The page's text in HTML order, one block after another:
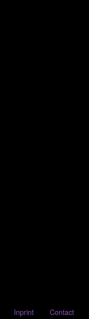
Inprint Contact